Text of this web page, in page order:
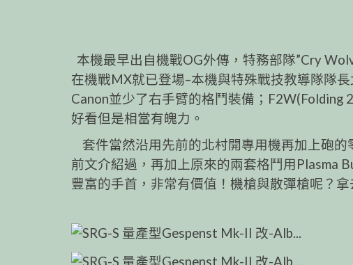
本機最早出自機戰OG外傳，特務部隊”Cry
在機戰MX就已登場–本機與特殊戰技教導隊隊
Canon並少了右手臂的格鬥裝備；F2W(Folding
好看但是相當有魄力。
套件當然沿用先前的北村開專用機再加上砲
前文介紹過，再加上原來的兩套格鬥用Plasma
豐富的手首，非常有價值！機槍與散彈槍呢？